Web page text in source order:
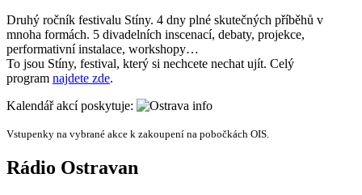
Druhý ročník festivalu Stíny. 4 dny plné skutečných příběhů v
mnoha formách. 5 divadelních inscenací, debaty, projekce,
performativní instalace, workshopy…
To jsou Stíny, festival, který si nechcete nechat ujít. Celý
program najdete zde.
Kalendář akcí poskytuje:
Vstupenky na vybrané akce k zakoupení na pobočkách OIS.
Rádio Ostravan